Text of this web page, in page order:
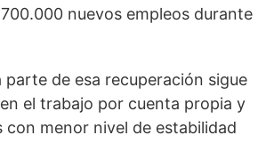
nuevos empleos durante
parte de esa recuperación sigue
el trabajo por cuenta propia y
con menor nivel de estabilidad